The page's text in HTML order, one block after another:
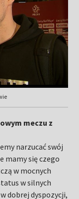
meczu z
narzucać swój
mamy się czego
w mocnych
w silnych
dobrej dyspozycji,